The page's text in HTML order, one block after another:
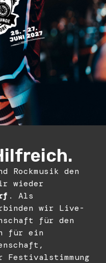
Rockmusik den
wieder
. Als
wir Live-
für den
für ein
Festivalstimmung